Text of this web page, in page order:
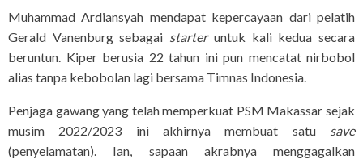
Muhammad Ardiansyah mendapat kepercayaan dari pelatih
Gerald Vanenburg sebagai starteruntuk kali kedua secara
beruntun. Kiper berusia 22 tahun ini pun mencatat nirbobol
alias tanpa kebobolan lagi bersama Timnas Indonesia.
Penjaga gawang yang telah memperkuat PSM Makassar sejak
musim 2022/2023 ini akhirnya membuat satu
save
(penyelamatan). Ian, sapaan akrabnya menggagalkan